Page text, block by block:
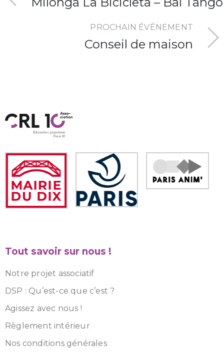
PROCHAIN ÉVÉNEMENT
Conseil de maison
Tout savoir sur nous !
Notre projet associatif
DSP : Qu’est-ce que c’est ?
Agissez avec nous !
Règlement intérieur
Nos conditions générales